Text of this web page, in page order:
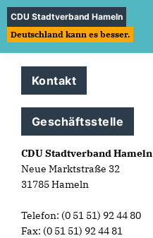
CDU Stadtverband Hameln
Deutschland kann es besser.
Kontakt
Geschäftsstelle
CDU Stadtverband Hameln
Neue Marktstraße 32
31785 Hameln
Telefon: (0 51 51) 92 44 80
Fax: (0 51 51) 92 44 81